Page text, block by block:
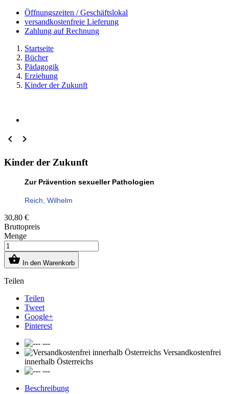
Öffnungszeiten / Geschäftslokal
versandkostenfreie Lieferung
Zahlung auf Rechnung
Startseite
Bücher
Pädagogik
Erziehung
Kinder der Zukunft
 
Kinder der Zukunft
Zur Prävention sexueller Pathologien
Reich, Wilhelm
30,80 €
Bruttopreis
Menge
 In den Warenkorb
Teilen
Teilen
Tweet
Google+
Pinterest
---
Versandkostenfrei
innerhalb Österreichs
---
Beschreibung